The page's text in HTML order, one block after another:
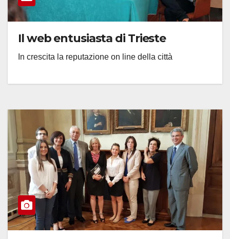
Il web entusiasta di Trieste
In crescita la reputazione on line della città